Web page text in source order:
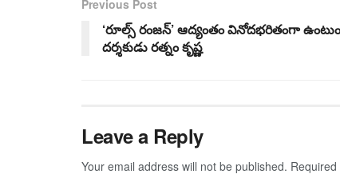
Previous Post
‘రూల్స్ రంజన్’ ఆద్యంతం వినోదభరితంగా
దర్శకుడు రత్నం కృష్ణ
Leave a Reply
Your email address will not be published.